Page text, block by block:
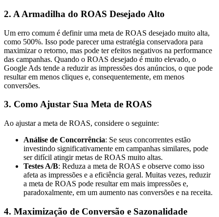
2. A Armadilha do ROAS Desejado Alto
Um erro comum é definir uma meta de ROAS desejado muito alta,
como 500%. Isso pode parecer uma estratégia conservadora para
maximizar o retorno, mas pode ter efeitos negativos na performance
das campanhas. Quando o ROAS desejado é muito elevado, o
Google Ads tende a reduzir as impressões dos anúncios, o que pode
resultar em menos cliques e, consequentemente, em menos
conversões.
3. Como Ajustar Sua Meta de ROAS
Ao ajustar a meta de ROAS, considere o seguinte:
Análise de Concorrência: Se seus concorrentes estão
investindo significativamente em campanhas similares, pode
ser difícil atingir metas de ROAS muito altas.
Testes A/B: Reduza a meta de ROAS e observe como isso
afeta as impressões e a eficiência geral. Muitas vezes, reduzir
a meta de ROAS pode resultar em mais impressões e,
paradoxalmente, em um aumento nas conversões e na receita.
4. Maximização de Conversão e Sazonalidade